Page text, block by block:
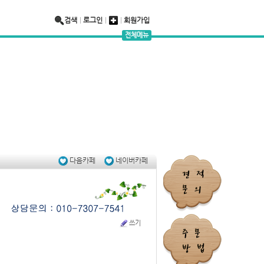
검색 로그인 회원가입
전체메뉴
네이버카페
다음카페
쓰기